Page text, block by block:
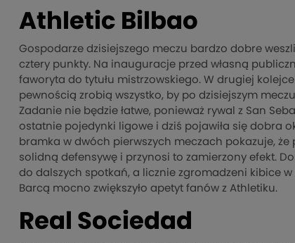
Athletic Bilbao
Gospodarze dzisiejszego meczu bardzo dobre
cztery punkty. Na inauguracje przed własną
faworyta do tytułu mistrzowskiego. W drugiej
pewnością zrobią wszystko, by po dzisiejszym
Zadanie nie będzie łatwe, ponieważ rywal z San
ostatnie pojedynki ligowe i dziś pojawiła się dobra
bramka w dwóch pierwszych meczach pokazuje,
solidną defensywę i przynosi to zamierzony efekt.
do dalszych spotkań, a licznie zgromadzeni kibice
Barcą mocno zwiększyło apetyt fanów z Athletiku.
Real Sociedad